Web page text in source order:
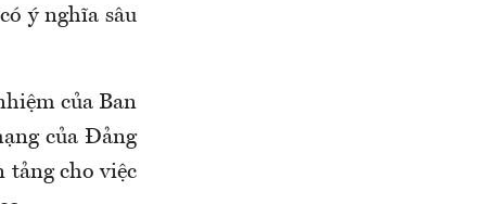
ý nghĩa sâu
của Ban
của Đảng
tảng cho việc